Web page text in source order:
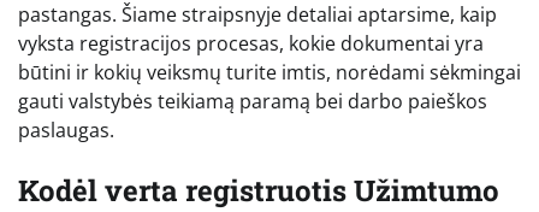
pastangas. Šiame straipsnyje detaliai aptarsime, kaip
vyksta registracijos procesas, kokie dokumentai yra
būtini ir kokių veiksmų turite imtis, norėdami sėkmingai
gauti valstybės teikiamą paramą bei darbo paieškos
paslaugas.
Kodėl verta registruotis Užimtumo